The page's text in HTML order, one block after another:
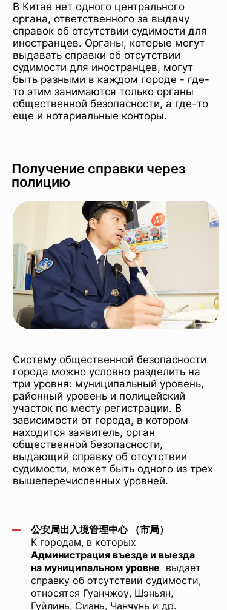
В Китае нет одного центрального
органа, ответственного за выдачу
справок об отсутствии судимости для
иностранцев. Органы, которые могут
выдавать справки об отсутствии
судимости для иностранцев, могут
быть разными в каждом городе - где-
то этим занимаются только органы
общественной безопасности, а где-то
еще и нотариальные конторы.
Получение справки через
полицию
Систему общественной безопасности
города можно условно разделить на
три уровня: муниципальный уровень,
районный уровень и полицейский
участок по месту регистрации. В
зависимости от города, в котором
находится заявитель, орган
общественной безопасности,
выдающий справку об отсутствии
судимости, может быть одного из трех
вышеперечисленных уровней.
公安局出入境管理中心 （市局）
К городам, в которых
Администрация въезда и выезда
на муниципальном уровне выдает
справку об отсутствии судимости,
относятся Гуанчжоу, Шэньян,
Гуйлинь, Сиань, Чанчунь и др.